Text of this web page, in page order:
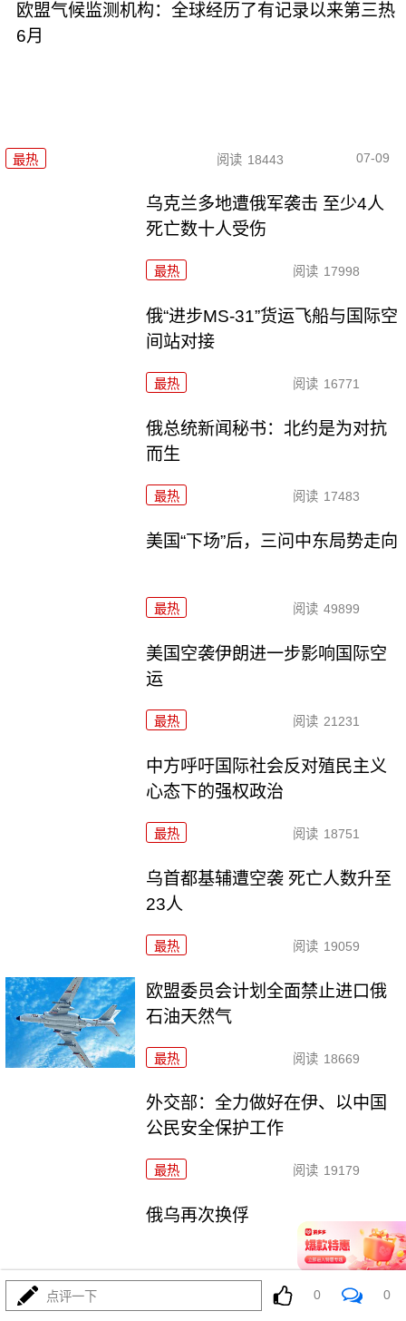
欧盟气候监测机构：全球经历了有记录以来第三热
6月
最热 阅读 18443 07-09
乌克兰多地遭俄军袭击 至少4人
死亡数十人受伤
最热 阅读 17998
俄“进步MS-31”货运飞船与国际空
间站对接
最热 阅读 16771
俄总统新闻秘书：北约是为对抗
而生
最热 阅读 17483
美国“下场”后，三问中东局势走向
最热 阅读 49899
美国空袭伊朗进一步影响国际空
运
最热 阅读 21231
中方呼吁国际社会反对殖民主义
心态下的强权政治
最热 阅读 18751
乌首都基辅遭空袭 死亡人数升至
23人
最热 阅读 19059
欧盟委员会计划全面禁止进口俄
石油天然气
最热 阅读 18669
外交部：全力做好在伊、以中国
公民安全保护工作
最热 阅读 19179
俄乌再次换俘
最热
点评一下 0 0